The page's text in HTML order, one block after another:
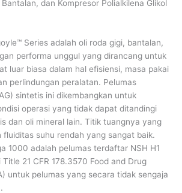
dan Kompresor Polialkilena Glikol
Series adalah oli roda gigi, bantalan,
performa unggul yang dirancang untuk
luar biasa dalam hal efisiensi, masa pakai
perlindungan peralatan. Pelumas
sintetis ini dikembangkan untuk
operasi yang tidak dapat ditandingi
dan oli mineral lain. Titik tuangnya yang
fluiditas suhu rendah yang sangat baik.
1000 adalah pelumas terdaftar NSH H1
21 CFR 178.3570 Food and Drug
untuk pelumas yang secara tidak sengaja